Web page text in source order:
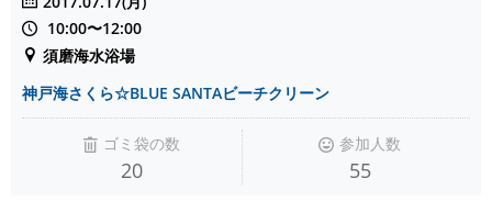
10:00〜12:00
須磨海水浴場
神戸海さくら☆BLUE SANTAビーチクリーン
ゴミ袋の数
20
参加人数
55